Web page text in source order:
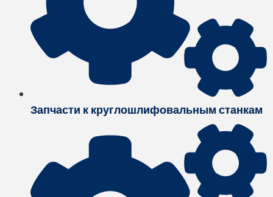
Запчасти к круглошлифовальным станкам